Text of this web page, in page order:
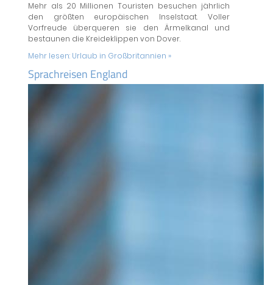
Mehr als 20 Millionen Touristen besuchen jährlich
den größten europäischen Inselstaat. Voller
Vorfreude überqueren sie den Ärmelkanal und
bestaunen die Kreideklippen von Dover.
Mehr lesen: Urlaub in Großbritannien »
Sprachreisen England